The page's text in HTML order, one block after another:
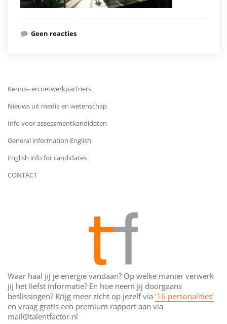
Geen reacties
Kennis- en netwerkpartners
Nieuws uit media en wetenschap
Info voor assessmentkandidaten
General information English
English info for candidates
CONTACT
Waar haal jij je energie vandaan? Op welke manier verwerk
jij het liefst informatie? En hoe neem jij doorgaans
beslissingen? Krijg meer zicht op jezelf via ’16 personalities’
en vraag gratis een premium rapport aan via
mail@talentfactor.nl